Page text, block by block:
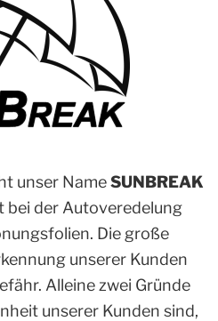
unser NameSUNBREAK
bei der Autoveredelung
Die große
unserer Kunden
Alleine zwei Gründe
unserer Kunden sind,